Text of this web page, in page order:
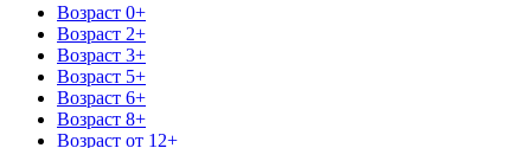
Возраст 0+
Возраст 2+
Возраст 3+
Возраст 5+
Возраст 6+
Возраст 8+
Возраст от 12+